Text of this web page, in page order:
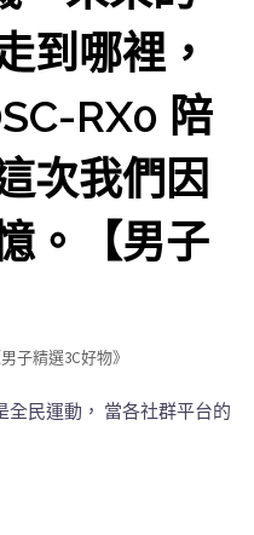
到哪裡，
RX0 陪
次我們因
。【男子
男子精選3C好物》
民運動， 當各社群平台的